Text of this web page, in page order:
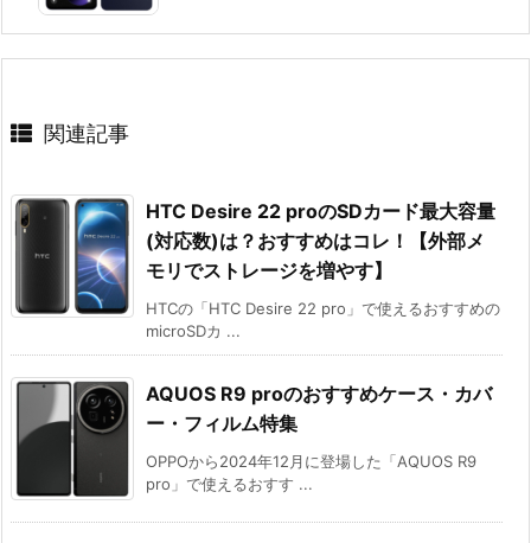
関連記事
HTC Desire 22 proのSDカード最大容量
(対応数)は？おすすめはコレ！【外部メ
モリでストレージを増やす】
HTCの「HTC Desire 22 pro」で使えるおすすめの
microSDカ ...
AQUOS R9 proのおすすめケース・カバ
ー・フィルム特集
OPPOから2024年12月に登場した「AQUOS R9
pro」で使えるおすす ...